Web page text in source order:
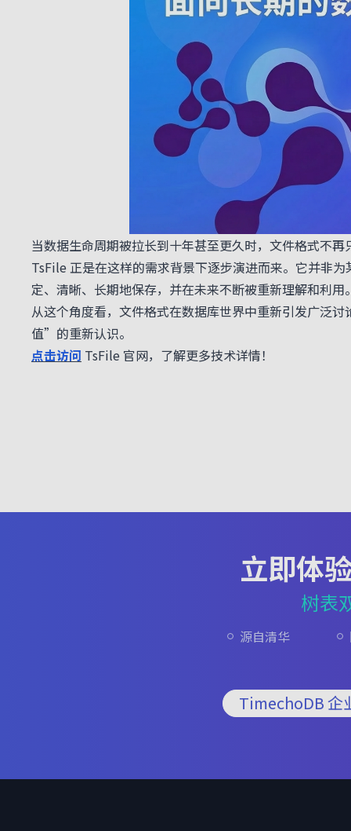
当数据生命周期被拉长到十年甚至更久时，文件格式不
TsFile 正是在这样的需求背景下逐步演进而来。它并非
定、清晰、长期地保存，并在未来不断被重新理解和利用
从这个角度看，文件格式在数据库世界中重新引发广泛
值”的重新认识。
点击访问 TsFile 官网，了解更多技术详情！
立即体
树表
源自清华
TimechoDB 企